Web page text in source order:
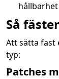
Så
Att sätta fast
typ:
Patches